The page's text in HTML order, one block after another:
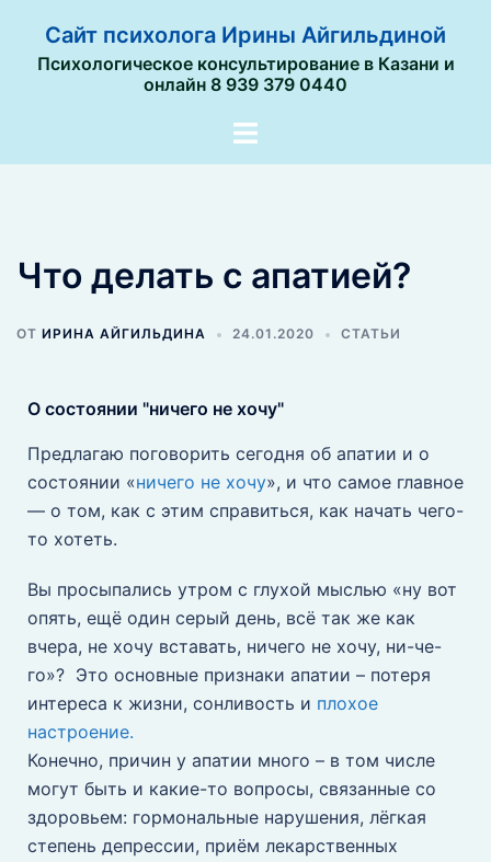
Сайт психолога Ирины Айгильдиной
Психологическое консультирование в Казани и
онлайн 8 939 379 0440
Что делать с апатией?
ОТ ИРИНА АЙГИЛЬДИНА 24.01.2020 СТАТЬИ
О состоянии "ничего не хочу"
Предлагаю поговорить сегодня об апатии и о
состоянии «ничего не хочу», и что самое главное
— о том, как с этим справиться, как начать чего-
то хотеть.
Вы просыпались утром с глухой мыслью «ну вот
опять, ещё один серый день, всё так же как
вчера, не хочу вставать, ничего не хочу, ни-че-
го»? Это основные признаки апатии – потеря
интереса к жизни, сонливость и плохое
настроение.
Конечно, причин у апатии много – в том числе
могут быть и какие-то вопросы, связанные со
здоровьем: гормональные нарушения, лёгкая
степень депрессии, приём лекарственных